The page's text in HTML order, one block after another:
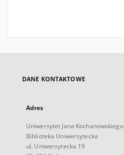
DANE KONTAKTOWE
Adres
Uniwersytet Jana Kochanowskiego
Biblioteka Uniwersytecka
ul. Uniwersytecka 19